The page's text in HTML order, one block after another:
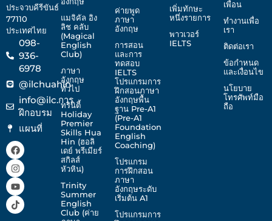
ประจวบคีรีขันธ์
77110
ประเทศไทย
098-
936-
6978
@ilchuahin
info@ilc.การ
ฝึกอบรม
แผนที่
F
a
c
e
b
o
o
k
I
n
s
t
a
g
r
a
m
Y
o
u
t
u
b
e
T
i
k
t
o
k
แมจิคัล อิง
ลิช คลับ
(Magical
English
Club)
ภาษา
อังกฤษ
ทั่วไป
ทรินิตี้
Holiday
Premier
Skills Hua
Hin (ฮอลิ
เดย์ พรีเมียร์
สกิลส์
หัวหิน)
Trinity
Summer
English
Club (ค่าย
ค่ายพูด
ภาษา
อังกฤษ
การสอน
และการ
ทดสอบ
IELTS
โปรแกรมการ
ฝึกสอนภาษา
อังกฤษพื้น
ฐาน Pre-A1
(Pre-A1
Foundation
English
Coaching)
โปรแกรม
การฝึกสอน
ภาษา
อังกฤษระดับ
เริ่มต้น A1
โปรแกรมการ
เพิ่มทักษะ
หนึ่งรายการ
พาวเวอร์
IELTS
เพื่อน
ทํางานเพื่อ
เรา
ติดต่อเรา
ข้อกําหนด
และเงื่อนไข
นโยบาย
โทรศัพท์มือ
ถือ